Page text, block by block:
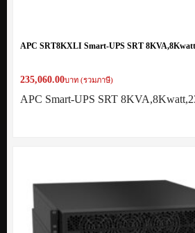
APC SRT8KXLI Smart-UPS SRT
235,060.00บาท (รวมภาษี)
APC Smart-UPS SRT